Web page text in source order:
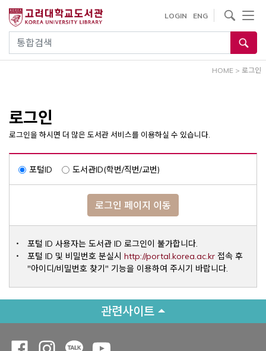
건
통합검색
LOGIN ENG
사이트내 검색
HOME > 로그인
로그인
로그인을 하시면 더 많은 도서관 서비스를 이용하실 수 있습니다.
포털ID 도서관ID(학번/직번/교번)
로그인 페이지 이동
포털 ID 사용자는 도서관 ID 로그인이 불가합니다.
포털 ID 및 비밀번호 분실시 http://portal.korea.ac.krOpens a
접속 후
"아이디/비밀번호 찾기" 기능을 이용하여 주시기 바랍니다.
관련사이트
Opens a new window
Opens a new window
Opens a new window